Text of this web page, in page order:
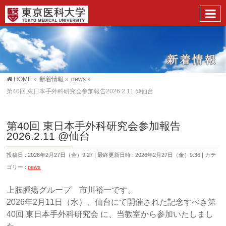
HOME » 新着情報 » news »
第40回 東日本手外科研究会参加報告2026.2.11 @仙台
第40回 東日本手外科研究会参加報告
2026.2.11 @仙台
投稿日 : 2026年2月27日（金）9:27 最終更新日時 : 2026年2月27日（金）9:36
カテ
ゴリー :news
上肢腫瘍グループ 市川裕一です。
2026年2月11日（水）、仙台にて開催された記念すべき第
40回 東日本手外科研究会 に、当教室から参加いたしまし